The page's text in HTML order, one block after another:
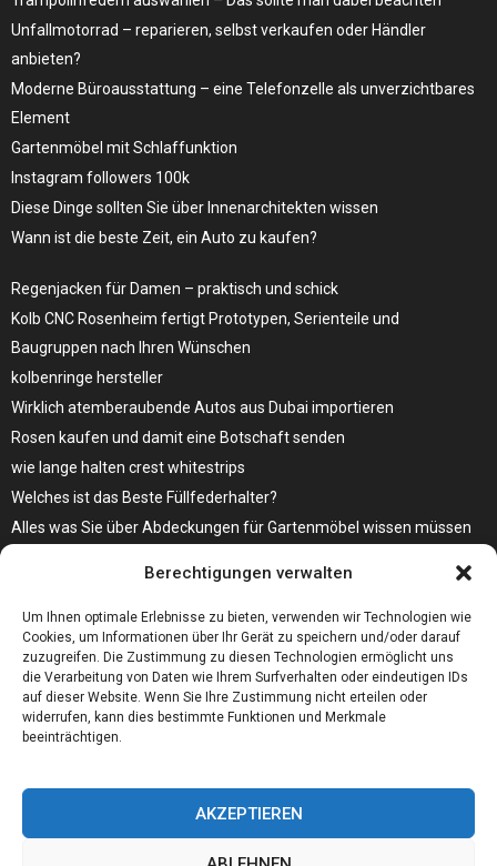
Berechtigungen verwalten
Um Ihnen optimale Erlebnisse zu bieten, verwenden wir Technologien wie
Cookies, um Informationen über Ihr Gerät zu speichern und/oder darauf
zuzugreifen. Die Zustimmung zu diesen Technologien ermöglicht uns
die Verarbeitung von Daten wie Ihrem Surfverhalten oder eindeutigen IDs
auf dieser Website. Wenn Sie Ihre Zustimmung nicht erteilen oder
widerrufen, kann dies bestimmte Funktionen und Merkmale
beeinträchtigen.
AKZEPTIEREN
Unfallmotorrad – reparieren, selbst verkaufen oder Händler
anbieten?
Moderne Büroausstattung – eine Telefonzelle als unverzichtbares
Element
Gartenmöbel mit Schlaffunktion
Instagram followers 100k
Diese Dinge sollten Sie über Innenarchitekten wissen
Wann ist die beste Zeit, ein Auto zu kaufen?
Regenjacken für Damen – praktisch und schick
Kolb CNC Rosenheim fertigt Prototypen, Serienteile und
Baugruppen nach Ihren Wünschen
kolbenringe hersteller
Wirklich atemberaubende Autos aus Dubai importieren
Rosen kaufen und damit eine Botschaft senden
wie lange halten crest whitestrips
Welches ist das Beste Füllfederhalter?
Alles was Sie über Abdeckungen für Gartenmöbel wissen müssen
Bare Metal Server?